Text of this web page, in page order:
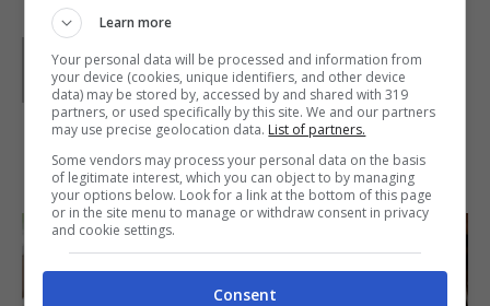
IN PRIMO PIANO
Learn more
Your personal data will be processed and information from
your device (cookies, unique identifiers, and other device
data) may be stored by, accessed by and shared with 319
partners, or used specifically by this site. We and our partners
may use precise geolocation data. List of partners.
Some vendors may process your personal data on the basis
of legitimate interest, which you can object to by managing
your options below. Look for a link at the bottom of this page
or in the site menu to manage or withdraw consent in privacy
and cookie settings.
Consent